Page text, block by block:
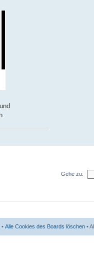
Gehe zu:
• Alle Cookies des Boards löschen •